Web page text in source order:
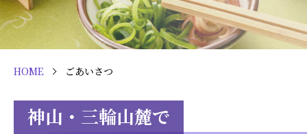
HOME ごあいさつ
神山・三輪山麓で